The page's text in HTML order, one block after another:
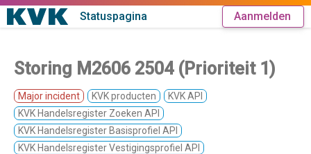
Statuspagina Aanmelden
Storing M2606 2504 (Prioriteit 1)
Major incident KVK producten
KVK API
KVK Handelsregister Zoeken API
KVK Handelsregister Basisprofiel API
KVK Handelsregister Vestigingsprofiel API